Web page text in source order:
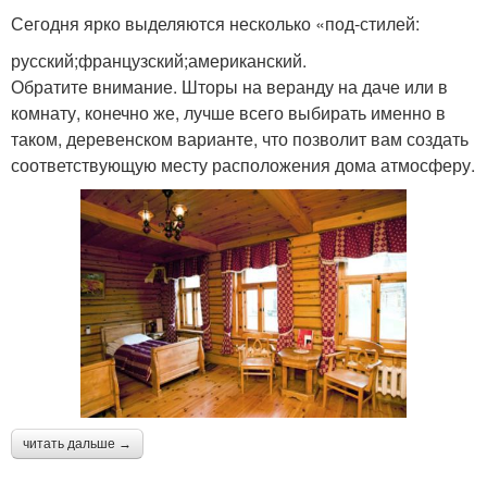
Сегодня ярко выделяются несколько «под-стилей:
русский;французский;американский.
Обратите внимание. Шторы на веранду на даче или в
комнату, конечно же, лучше всего выбирать именно в
таком, деревенском варианте, что позволит вам создать
соответствующую месту расположения дома атмосферу.
читать дальше →